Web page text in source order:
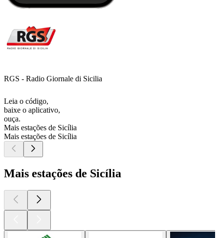
RGS - Radio Giornale di Sicilia
Leia o código,
baixe o aplicativo,
ouça.
Mais estações de Sicília
Mais estações de Sicília
Mais estações de Sicília